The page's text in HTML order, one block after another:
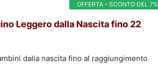
OFFERTA - SCONTO DEL 7%
Leggero dalla Nascita fino 22
dalla nascita fino al raggiungimento